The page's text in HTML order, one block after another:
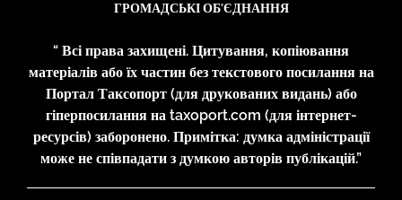
ГРОМАДСЬКІ ОБ’ЄДНАННЯ
“ Всі права захищені. Цитування, копіювання
матеріалів або їх частин без текстового посилання на
Портал Таксопорт (для друкованих видань) або
гіперпосилання на taxoport.com (для інтернет-
ресурсів) заборонено. Примітка: думка адміністрації
може не співпадати з думкою авторів публікацій.”